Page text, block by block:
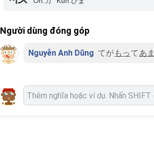
Người dùng đóng góp
Nguyễn Anh Dũng てが もっ て あ